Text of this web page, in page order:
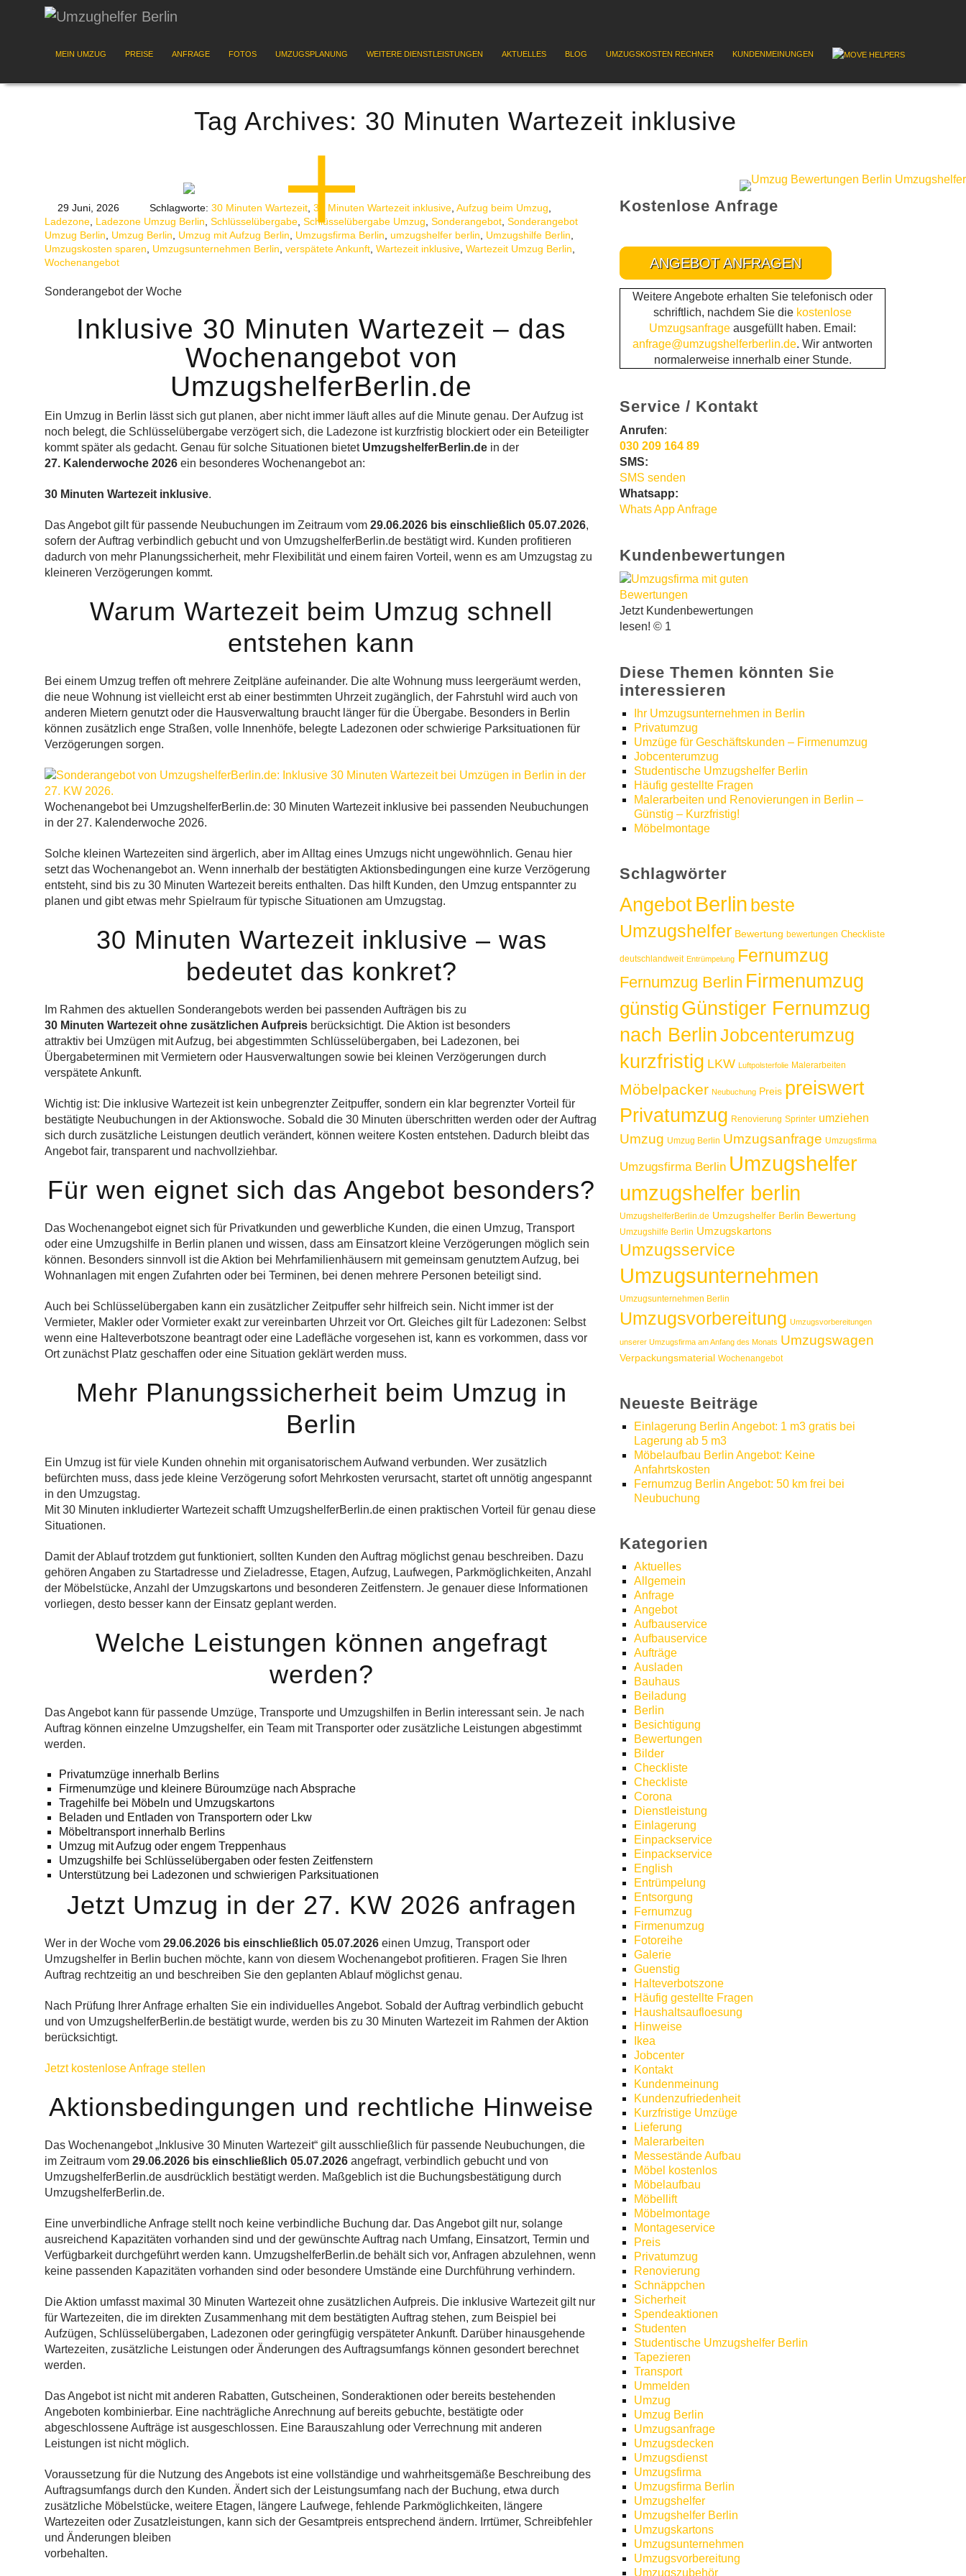
MEIN UMZUG PREISE ANFRAGE FOTOS UMZUGSPLANUNG WEITERE DIENSTLEISTUNGEN AKTUELLES BLOG UMZUGSKOSTEN RECHNER KUNDENMEINUNGEN
Tag Archives: 30 Minuten Wartezeit inklusive
29 Juni, 2026 Schlagworte: 30 Minuten Wartezeit 30 Minuten Wartezeit inklusive Aufzug beim Umzug
Ladezone Ladezone Umzug Berlin Schlüsselübergabe Schlüsselübergabe Umzug Sonderangebot Sonderangebot
Umzug Berlin
Umzug Berlin Umzug mit Aufzug Berlin Umzugsfirma Berlin umzugshelfer berlin Umzugshilfe Berlin
Umzugskosten sparen
Umzugsunternehmen Berlin verspätete Ankunft Wartezeit inklusive Wartezeit Umzug Berlin
Wochenangebot
Sonderangebot der Woche
Inklusive 30 Minuten Wartezeit – das
Wochenangebot von
UmzugshelferBerlin.de
Ein Umzug in Berlin lässt sich gut planen, aber nicht immer läuft alles auf die Minute genau. Der Aufzug ist
noch belegt, die Schlüsselübergabe verzögert sich, die Ladezone ist kurzfristig blockiert oder ein Beteiligter
kommt später als gedacht. Genau für solche Situationen bietet UmzugshelferBerlin.de in der
27. Kalenderwoche 2026 ein besonderes Wochenangebot an:
30 Minuten Wartezeit inklusive.
Das Angebot gilt für passende Neubuchungen im Zeitraum vom 29.06.2026 bis einschließlich 05.07.2026,
sofern der Auftrag verbindlich gebucht und von UmzugshelferBerlin.de bestätigt wird. Kunden profitieren
dadurch von mehr Planungssicherheit, mehr Flexibilität und einem fairen Vorteil, wenn es am Umzugstag zu
kleineren Verzögerungen kommt.
Warum Wartezeit beim Umzug schnell
entstehen kann
Bei einem Umzug treffen oft mehrere Zeitpläne aufeinander. Die alte Wohnung muss leergeräumt werden,
die neue Wohnung ist vielleicht erst ab einer bestimmten Uhrzeit zugänglich, der Fahrstuhl wird auch von
anderen Mietern genutzt oder die Hausverwaltung braucht länger für die Übergabe. Besonders in Berlin
können zusätzlich enge Straßen, volle Innenhöfe, belegte Ladezonen oder schwierige Parksituationen für
Verzögerungen sorgen.
Wochenangebot bei UmzugshelferBerlin.de: 30 Minuten Wartezeit inklusive bei passenden Neubuchungen
in der 27. Kalenderwoche 2026.
Solche kleinen Wartezeiten sind ärgerlich, aber im Alltag eines Umzugs nicht ungewöhnlich. Genau hier
setzt das Wochenangebot an. Wenn innerhalb der bestätigten Aktionsbedingungen eine kurze Verzögerung
entsteht, sind bis zu 30 Minuten Wartezeit bereits enthalten. Das hilft Kunden, den Umzug entspannter zu
planen und gibt etwas mehr Spielraum für typische Situationen am Umzugstag.
30 Minuten Wartezeit inklusive – was
bedeutet das konkret?
Im Rahmen des aktuellen Sonderangebots werden bei passenden Aufträgen bis zu
30 Minuten Wartezeit ohne zusätzlichen Aufpreis berücksichtigt. Die Aktion ist besonders
attraktiv bei Umzügen mit Aufzug, bei abgestimmten Schlüsselübergaben, bei Ladezonen, bei
Übergabeterminen mit Vermietern oder Hausverwaltungen sowie bei kleinen Verzögerungen durch
verspätete Ankunft.
Wichtig ist: Die inklusive Wartezeit ist kein unbegrenzter Zeitpuffer, sondern ein klar begrenzter Vorteil für
bestätigte Neubuchungen in der Aktionswoche. Sobald die 30 Minuten überschritten werden oder der Auftrag
sich durch zusätzliche Leistungen deutlich verändert, können weitere Kosten entstehen. Dadurch bleibt das
Angebot fair, transparent und nachvollziehbar.
Für wen eignet sich das Angebot besonders?
Das Wochenangebot eignet sich für Privatkunden und gewerbliche Kunden, die einen Umzug, Transport
oder eine Umzugshilfe in Berlin planen und wissen, dass am Einsatzort kleine Verzögerungen möglich sein
können. Besonders sinnvoll ist die Aktion bei Mehrfamilienhäusern mit gemeinsam genutztem Aufzug, bei
Wohnanlagen mit engen Zufahrten oder bei Terminen, bei denen mehrere Personen beteiligt sind.
Auch bei Schlüsselübergaben kann ein zusätzlicher Zeitpuffer sehr hilfreich sein. Nicht immer ist der
Vermieter, Makler oder Vormieter exakt zur vereinbarten Uhrzeit vor Ort. Gleiches gilt für Ladezonen: Selbst
wenn eine Halteverbotszone beantragt oder eine Ladefläche vorgesehen ist, kann es vorkommen, dass vor
Ort zunächst Platz geschaffen oder eine Situation geklärt werden muss.
Mehr Planungssicherheit beim Umzug in
Berlin
Ein Umzug ist für viele Kunden ohnehin mit organisatorischem Aufwand verbunden. Wer zusätzlich
befürchten muss, dass jede kleine Verzögerung sofort Mehrkosten verursacht, startet oft unnötig angespannt
in den Umzugstag.
Mit 30 Minuten inkludierter Wartezeit schafft UmzugshelferBerlin.de einen praktischen Vorteil für genau diese
Situationen.
Damit der Ablauf trotzdem gut funktioniert, sollten Kunden den Auftrag möglichst genau beschreiben. Dazu
gehören Angaben zu Startadresse und Zieladresse, Etagen, Aufzug, Laufwegen, Parkmöglichkeiten, Anzahl
der Möbelstücke, Anzahl der Umzugskartons und besonderen Zeitfenstern. Je genauer diese Informationen
vorliegen, desto besser kann der Einsatz geplant werden.
Welche Leistungen können angefragt
werden?
Das Angebot kann für passende Umzüge, Transporte und Umzugshilfen in Berlin interessant sein. Je nach
Auftrag können einzelne Umzugshelfer, ein Team mit Transporter oder zusätzliche Leistungen abgestimmt
werden.
Privatumzüge innerhalb Berlins
Firmenumzüge und kleinere Büroumzüge nach Absprache
Tragehilfe bei Möbeln und Umzugskartons
Beladen und Entladen von Transportern oder Lkw
Möbeltransport innerhalb Berlins
Umzug mit Aufzug oder engem Treppenhaus
Umzugshilfe bei Schlüsselübergaben oder festen Zeitfenstern
Unterstützung bei Ladezonen und schwierigen Parksituationen
Jetzt Umzug in der 27. KW 2026 anfragen
Wer in der Woche vom 29.06.2026 bis einschließlich 05.07.2026 einen Umzug, Transport oder
Umzugshelfer in Berlin buchen möchte, kann von diesem Wochenangebot profitieren. Fragen Sie Ihren
Auftrag rechtzeitig an und beschreiben Sie den geplanten Ablauf möglichst genau.
Nach Prüfung Ihrer Anfrage erhalten Sie ein individuelles Angebot. Sobald der Auftrag verbindlich gebucht
und von UmzugshelferBerlin.de bestätigt wurde, werden bis zu 30 Minuten Wartezeit im Rahmen der Aktion
berücksichtigt.
Jetzt kostenlose Anfrage stellen
Aktionsbedingungen und rechtliche Hinweise
Das Wochenangebot „Inklusive 30 Minuten Wartezeit“ gilt ausschließlich für passende Neubuchungen, die
im Zeitraum vom 29.06.2026 bis einschließlich 05.07.2026 angefragt, verbindlich gebucht und von
UmzugshelferBerlin.de ausdrücklich bestätigt werden. Maßgeblich ist die Buchungsbestätigung durch
UmzugshelferBerlin.de.
Eine unverbindliche Anfrage stellt noch keine verbindliche Buchung dar. Das Angebot gilt nur, solange
ausreichend Kapazitäten vorhanden sind und der gewünschte Auftrag nach Umfang, Einsatzort, Termin und
Verfügbarkeit durchgeführt werden kann. UmzugshelferBerlin.de behält sich vor, Anfragen abzulehnen, wenn
keine passenden Kapazitäten vorhanden sind oder besondere Umstände eine Durchführung verhindern.
Die Aktion umfasst maximal 30 Minuten Wartezeit ohne zusätzlichen Aufpreis. Die inklusive Wartezeit gilt nur
für Wartezeiten, die im direkten Zusammenhang mit dem bestätigten Auftrag stehen, zum Beispiel bei
Aufzügen, Schlüsselübergaben, Ladezonen oder geringfügig verspäteter Ankunft. Darüber hinausgehende
Wartezeiten, zusätzliche Leistungen oder Änderungen des Auftragsumfangs können gesondert berechnet
werden.
Das Angebot ist nicht mit anderen Rabatten, Gutscheinen, Sonderaktionen oder bereits bestehenden
Angeboten kombinierbar. Eine nachträgliche Anrechnung auf bereits gebuchte, bestätigte oder
abgeschlossene Aufträge ist ausgeschlossen. Eine Barauszahlung oder Verrechnung mit anderen
Leistungen ist nicht möglich.
Voraussetzung für die Nutzung des Angebots ist eine vollständige und wahrheitsgemäße Beschreibung des
Auftragsumfangs durch den Kunden. Ändert sich der Leistungsumfang nach der Buchung, etwa durch
zusätzliche Möbelstücke, weitere Etagen, längere Laufwege, fehlende Parkmöglichkeiten, längere
Wartezeiten oder Zusatzleistungen, kann sich der Gesamtpreis entsprechend ändern. Irrtümer, Schreibfehler
und Änderungen bleiben
vorbehalten.
Kostenlose Anfrage
ANGEBOT ANFRAGEN
Weitere Angebote erhalten Sie telefonisch oder
schriftlich, nachdem Sie die kostenlose
Umzugsanfrage ausgefüllt haben. Email:
anfrage@umzugshelferberlin.de. Wir antworten
normalerweise innerhalb einer Stunde.
Service / Kontakt
Anrufen:
030 209 164 89
SMS:
SMS senden
Whatsapp:
Whats App Anfrage
Kundenbewertungen
Jetzt Kundenbewertungen
lesen! © 1
Diese Themen könnten Sie
interessieren
Ihr Umzugsunternehmen in Berlin
Privatumzug
Umzüge für Geschäftskunden – Firmenumzug
Jobcenterumzug
Studentische Umzugshelfer Berlin
Häufig gestellte Fragen
Malerarbeiten und Renovierungen in Berlin –
Günstig – Kurzfristig!
Möbelmontage
Schlagwörter
AngebotBerlin beste
Umzugshelfer Bewertung bewertungen Checkliste
deutschlandweit Entrümpelung Fernumzug
Fernumzug Berlin Firmenumzug
günstig Günstiger Fernumzug
nach BerlinJobcenterumzug
kurzfristig LKW Luftpolsterfolie Malerarbeiten
Möbelpacker Neubuchung Preis preiswert
Privatumzug Renovierung Sprinter umziehen
Umzug Umzug Berlin Umzugsanfrage Umzugsfirma
Umzugsfirma Berlin Umzugshelfer
umzugshelfer berlin
UmzugshelferBerlin.de Umzugshelfer Berlin Bewertung
Umzugshilfe Berlin Umzugskartons
Umzugsservice
Umzugsunternehmen
Umzugsunternehmen Berlin
Umzugsvorbereitung Umzugsvorbereitungen
unserer Umzugsfirma am Anfang des Monats Umzugswagen
Verpackungsmaterial Wochenangebot
Neueste Beiträge
Einlagerung Berlin Angebot: 1 m3 gratis bei
Lagerung ab 5 m3
Möbelaufbau Berlin Angebot: Keine
Anfahrtskosten
Fernumzug Berlin Angebot: 50 km frei bei
Neubuchung
Kategorien
Aktuelles
Allgemein
Anfrage
Angebot
Aufbauservice
Aufbauservice
Aufträge
Ausladen
Bauhaus
Beiladung
Berlin
Besichtigung
Bewertungen
Bilder
Checkliste
Checkliste
Corona
Dienstleistung
Einlagerung
Einpackservice
Einpackservice
English
Entrümpelung
Entsorgung
Fernumzug
Firmenumzug
Fotoreihe
Galerie
Guenstig
Halteverbotszone
Häufig gestellte Fragen
Haushaltsaufloesung
Hinweise
Ikea
Jobcenter
Kontakt
Kundenmeinung
Kundenzufriedenheit
Kurzfristige Umzüge
Lieferung
Malerarbeiten
Messestände Aufbau
Möbel kostenlos
Möbelaufbau
Möbellift
Möbelmontage
Montageservice
Preis
Privatumzug
Renovierung
Schnäppchen
Sicherheit
Spendeaktionen
Studenten
Studentische Umzugshelfer Berlin
Tapezieren
Transport
Ummelden
Umzug
Umzug Berlin
Umzugsanfrage
Umzugsdecken
Umzugsdienst
Umzugsfirma
Umzugsfirma Berlin
Umzugshelfer
Umzugshelfer Berlin
Umzugskartons
Umzugsunternehmen
Umzugsvorbereitung
Umzugszubehör